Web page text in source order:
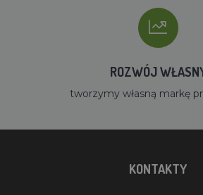
ROZWÓJ
tworzymy własną markę
KONTAKTY